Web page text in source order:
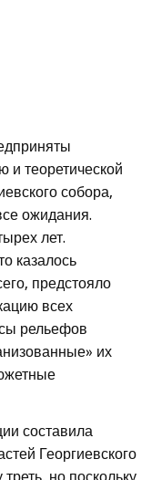
и теоретической
собора,
ожидания.
лет.
казалось
предстояло
всех
рельефов
их
составила
Георгиевского